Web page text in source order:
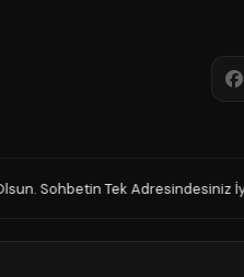
İyi Sohbetler. ◆